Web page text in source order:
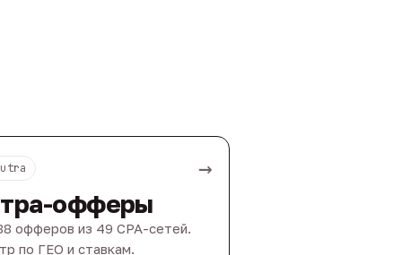
→
офферы
офферов из 49 CPA-сетей.
по ГЕО и ставкам.